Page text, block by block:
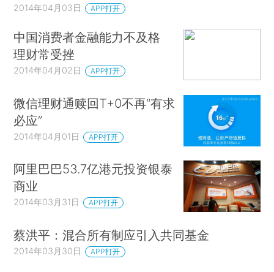
2014年04月03日 APP打开
中国消费者金融能力不及格
理财常受挫
2014年04月02日 APP打开
微信理财通赎回T+0不再“有求
必应”
2014年04月01日 APP打开
阿里巴巴53.7亿港元投资银泰
商业
2014年03月31日 APP打开
蔡洪平：混合所有制应引入共同基金
2014年03月30日 APP打开